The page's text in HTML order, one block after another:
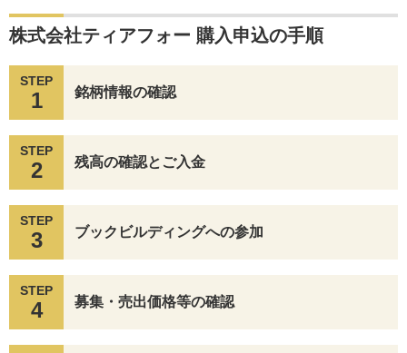
株式会社ティアフォー 購入申込の手順
STEP
1 銘柄情報の確認
STEP
2 残高の確認とご入金
STEP
3 ブックビルディングへの参加
STEP
4 募集・売出価格等の確認